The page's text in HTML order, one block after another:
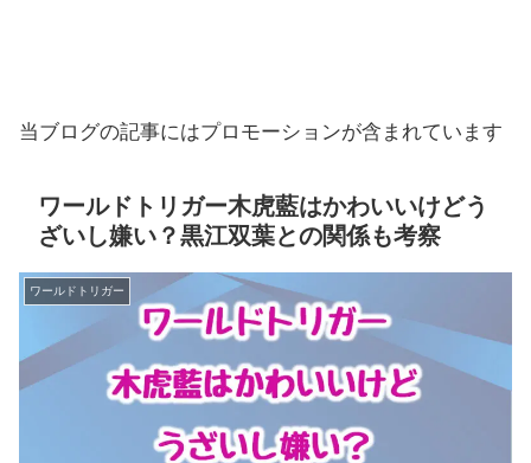
当ブログの記事にはプロモーションが含まれています
ワールドトリガー木虎藍はかわいいけどう
ざいし嫌い？黒江双葉との関係も考察
ワールドトリガー